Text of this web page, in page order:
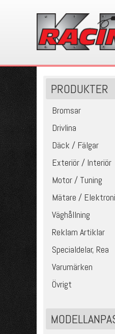
PRODUKTER
Bromsar
Drivlina
Däck / Fälgar
Exteriör / Interiör
Motor / Tuning
Mätare /
Väghållning
Reklam Artiklar
Specialdelar, Rea
Varumärken
Övrigt